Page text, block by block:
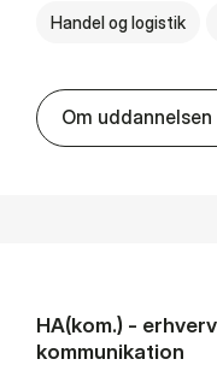
Handel og logistik
Om uddannelsen
HA(kom.) -
kommunikation